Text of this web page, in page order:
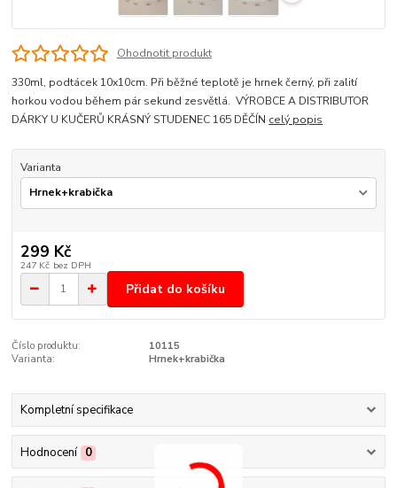
Ohodnotit produkt
330ml, podtácek 10x10cm. Při běžné teplotě je hrnek černý, při zalití
horkou vodou během pár sekund zesvětlá. VÝROBCE A DISTRIBUTOR
DÁRKY U KUČERŮ KRÁSNÝ STUDENEC 165 DĚČÍN celý popis
Varianta
299 Kč
247 Kč bez DPH
Přidat do košíku
Číslo produktu:
10115
Varianta:
Hrnek+krabička
Kompletní specifikace
Hodnocení 0